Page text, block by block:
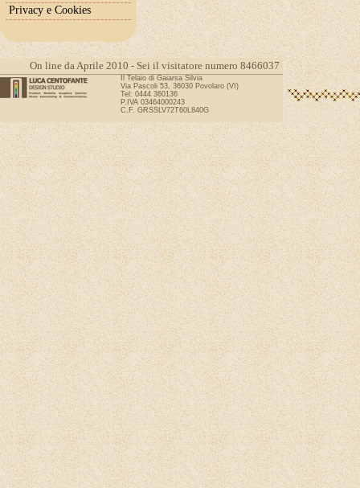
Privacy e Cookies
On line da Aprile 2010 - Sei il visitatore numero 8466037
Il Telaio di Gaiarsa Silvia
Via Pascoli 53, 36030 Povolaro (VI)
Tel: 0444 360136
P.IVA 03464000243
C.F. GRSSLV72T60L840G